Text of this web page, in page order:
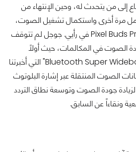
إلى من يتحدث له، وحين الإنتهاء من
مرة أخرى واستكمال تشغيل الصوت،
وهذا أفضل ما أضيف للـ Pixel Buds Pro في رأيي. جوجل لم تتوقف
الصوت في المكالمات، حيث أولاً
أضافت الشركة تقنية "Bluetooth Super Wideband" التي أخبرتنا
الصوت المنتقلة عبر إشارة البلوتوث
جودة الصوت وتوسعة نطاق التردد
ونقاءاً عن السابق.